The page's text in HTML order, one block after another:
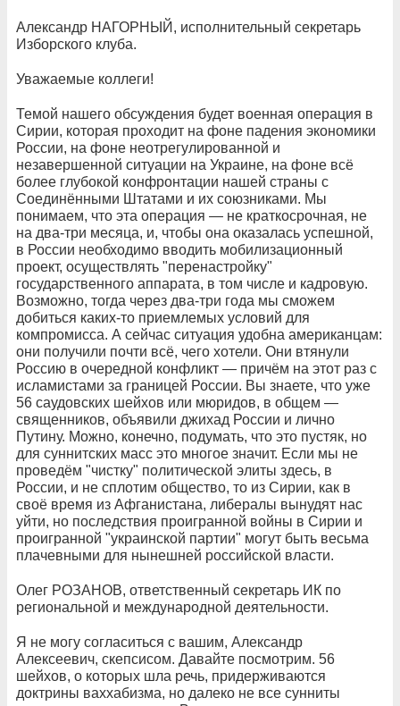
Александр НАГОРНЫЙ, исполнительный секретарь
Изборского клуба.
Уважаемые коллеги!
Темой нашего обсуждения будет военная операция в
Сирии, которая проходит на фоне падения экономики
России, на фоне неотрегулированной и
незавершенной ситуации на Украине, на фоне всё
более глубокой конфронтации нашей страны с
Соединёнными Штатами и их союзниками. Мы
понимаем, что эта операция — не краткосрочная, не
на два-три месяца, и, чтобы она оказалась успешной,
в России необходимо вводить мобилизационный
проект, осуществлять "перенастройку"
государственного аппарата, в том числе и кадровую.
Возможно, тогда через два-три года мы сможем
добиться каких-то приемлемых условий для
компромисса. А сейчас ситуация удобна американцам:
они получили почти всё, чего хотели. Они втянули
Россию в очередной конфликт — причём на этот раз с
исламистами за границей России. Вы знаете, что уже
56 саудовских шейхов или мюридов, в общем —
священников, объявили джихад России и лично
Путину. Можно, конечно, подумать, что это пустяк, но
для суннитских масс это многое значит. Если мы не
проведём "чистку" политической элиты здесь, в
России, и не сплотим общество, то из Сирии, как в
своё время из Афганистана, либералы вынудят нас
уйти, но последствия проигранной войны в Сирии и
проигранной "украинской партии" могут быть весьма
плачевными для нынешней российской власти.
Олег РОЗАНОВ, ответственный секретарь ИК по
региональной и международной деятельности.
Я не могу согласиться с вашим, Александр
Алексеевич, скепсисом. Давайте посмотрим. 56
шейхов, о которых шла речь, придерживаются
доктрины ваххабизма, но далеко не все сунниты